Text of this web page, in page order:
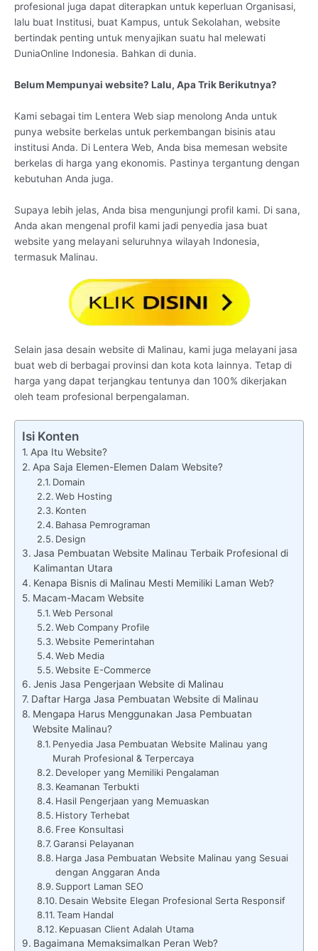
profesional juga dapat diterapkan untuk keperluan Organisasi,
lalu buat Institusi, buat Kampus, untuk Sekolahan, website
bertindak penting untuk menyajikan suatu hal melewati
DuniaOnline Indonesia. Bahkan di dunia.
Belum Mempunyai website? Lalu, Apa Trik Berikutnya?
Kami sebagai tim Lentera Web siap menolong Anda untuk
punya website berkelas untuk perkembangan bisinis atau
institusi Anda. Di Lentera Web, Anda bisa memesan website
berkelas di harga yang ekonomis. Pastinya tergantung dengan
kebutuhan Anda juga.
Supaya lebih jelas, Anda bisa mengunjungi profil kami. Di sana,
Anda akan mengenal profil kami jadi penyedia jasa buat
website yang melayani seluruhnya wilayah Indonesia,
termasuk Malinau.
Selain jasa desain website di Malinau, kami juga melayani jasa
buat web di berbagai provinsi dan kota kota lainnya. Tetap di
harga yang dapat terjangkau tentunya dan 100% dikerjakan
oleh team profesional berpengalaman.
Isi Konten
Apa Itu Website?
Apa Saja Elemen-Elemen Dalam Website?
Domain
Web Hosting
Konten
Bahasa Pemrograman
Design
Jasa Pembuatan Website Malinau Terbaik Profesional di
Kalimantan Utara
Kenapa Bisnis di Malinau Mesti Memiliki Laman Web?
Macam-Macam Website
Web Personal
Web Company Profile
Website Pemerintahan
Web Media
Website E-Commerce
Jenis Jasa Pengerjaan Website di Malinau
Daftar Harga Jasa Pembuatan Website di Malinau
Mengapa Harus Menggunakan Jasa Pembuatan
Website Malinau?
Penyedia Jasa Pembuatan Website Malinau yang
Murah Profesional & Terpercaya
Developer yang Memiliki Pengalaman
Keamanan Terbukti
Hasil Pengerjaan yang Memuaskan
History Terhebat
Free Konsultasi
Garansi Pelayanan
Harga Jasa Pembuatan Website Malinau yang Sesuai
dengan Anggaran Anda
Support Laman SEO
Desain Website Elegan Profesional Serta Responsif
Team Handal
Kepuasan Client Adalah Utama
Bagaimana Memaksimalkan Peran Web?